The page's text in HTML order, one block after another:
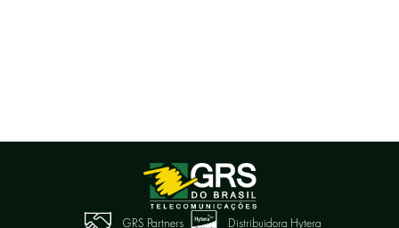
GRS Partners Distribuidora Hytera